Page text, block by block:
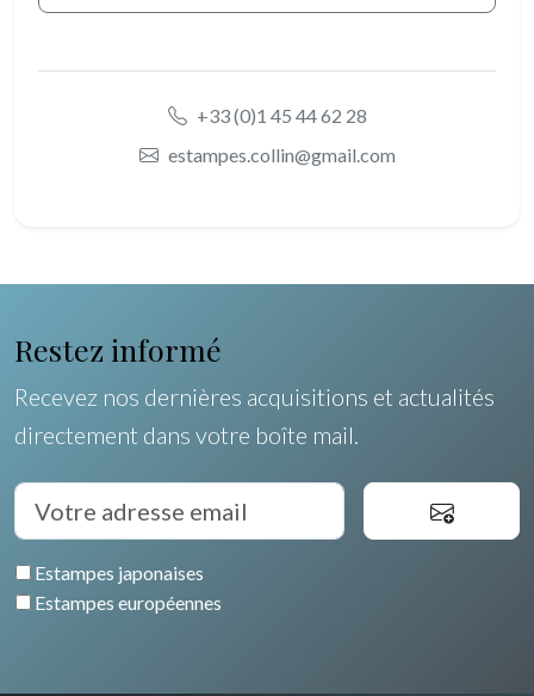
+33 (0)1 45 44 62 28
estampes.collin@gmail.com
Restez informé
Recevez nos dernières acquisitions et actualités
directement dans votre boîte mail.
Estampes japonaises
Estampes européennes